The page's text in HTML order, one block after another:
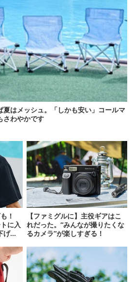
夏はメッシュ。「しかも安い」コールマ
さわやかです
！
に入
げ夏
【ファミグルに】主役ギアはこ
れだった。“みんなが撮りたくな
るカメラ”が楽しすぎる！